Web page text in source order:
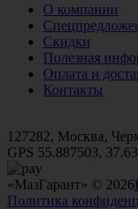
О компании
Скидки
Полезная
Оплата и
Контакты
127282, Москва,
GPS 55.887503,
«МазГарант» © 2026
Политика